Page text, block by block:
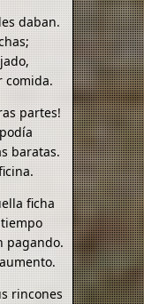
daban.
comida.
partes!
baratas.
ficha
pagando.
rincones